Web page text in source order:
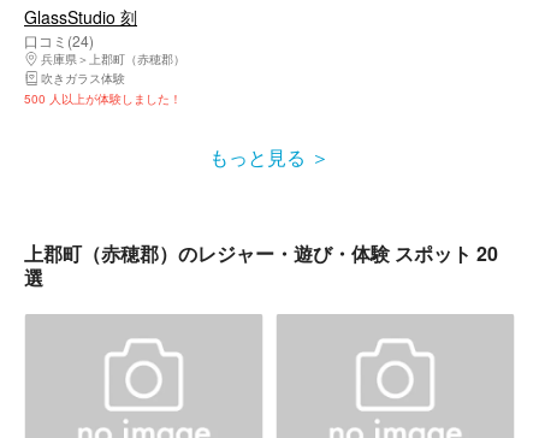
GlassStudio 刻
口コミ(24)
兵庫県
上郡町（赤穂郡）
吹きガラス体験
500 人以上が体験しました！
もっと見る
上郡町（赤穂郡）のレジャー・遊び・体験 スポット 20
選